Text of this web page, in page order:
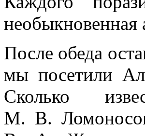
необыкновенная
После обеда
мы посетили
Сколько
М. В.